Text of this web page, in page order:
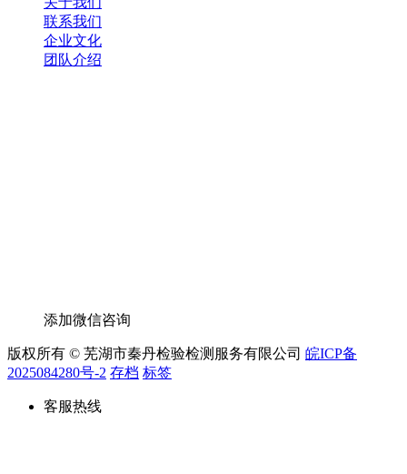
联系我们
企业文化
团队介绍
添加微信咨询
版权所有 © 芜湖市秦丹检验检测服务有限公司 皖ICP备
2025084280号-2 存档 标签
客服热线